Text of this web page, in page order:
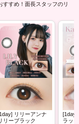
すめ！面長スタッフのリ
リリーアンナ
リーブラック
[1day]
ラック